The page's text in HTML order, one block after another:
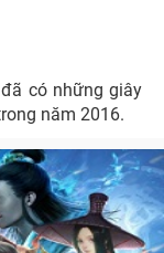
có những giây
năm 2016.